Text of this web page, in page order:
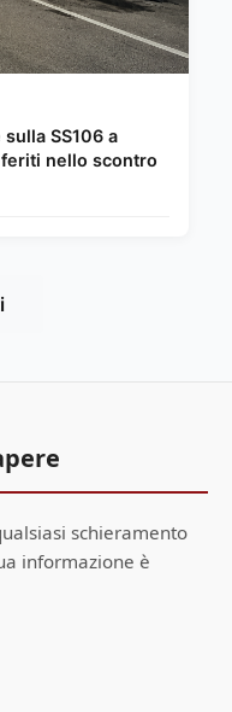
SS106 a
nello scontro
schieramento
informazione è